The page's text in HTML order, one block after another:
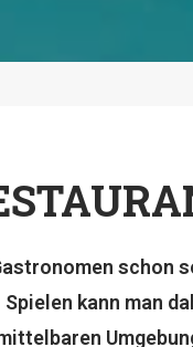
schon
kann man